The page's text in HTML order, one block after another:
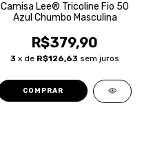
Camisa Lee® Tricoline Fio 50
Azul Chumbo Masculina
R$379,90
3 x de R$126,63 sem juros
COMPRAR